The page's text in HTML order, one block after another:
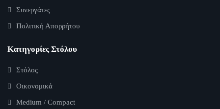
Συνεργάτες
Πολιτική Απορρήτου
Κατηγορίες Στόλου
Στόλος
Οικονομικά
Medium / Compact